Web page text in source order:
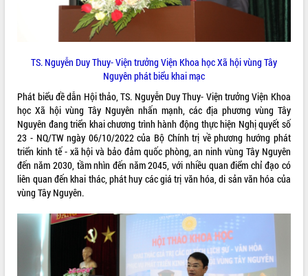
Khám bệnh, cấp phát thuốc miễn phí
và tặng quà người dân xã Cư Pui
Hội nghị UBND tỉnh Đắk Lắk thường kỳ
tháng 7/2026
Lễ truy tặng danh hiệu “Bà Mẹ Việt
Lao động
UBND tỉnh Đắk Lắk triển khai nhiệm
vụ 6 tháng cuối năm 2026
Kỳ họp thứ Hai, Hội đồng nhân dân
tỉnh khóa XI quyết nghị nhiều nội dung
quan trọng
Bí thư Tỉnh ủy Lương Nguyễn Minh
cách mạng
Rà soát, hoàn thiện hệ thống thiết chế
văn hóa, thể thao đáp ứng yêu cầu
phát triển mới
ALBUM ẢNH
LIÊN KẾT WEB
TS. Nguyễn Duy Thuy- Viện trưởng Viện Khoa học Xã hội vùng Tây
Nguyên phát biểu khai mạc
Phát biểu đề dẫn Hội thảo, TS. Nguyễn Duy Thuy- Viện trưởng Viện Khoa
học Xã hội vùng Tây Nguyên nhấn mạnh, các địa phương vùng Tây
Nguyên đang triển khai chương trình hành động thực hiện Nghị quyết số
23 - NQ/TW ngày 06/10/2022 của Bộ Chính trị về phương hướng phát
triển kinh tế - xã hội và bảo đảm quốc phòng, an ninh vùng Tây Nguyên
đến năm 2030, tầm nhìn đến năm 2045, với nhiều quan điểm chỉ đạo có
liên quan đến khai thác, phát huy các giá trị văn hóa, di sản văn hóa của
vùng Tây Nguyên.